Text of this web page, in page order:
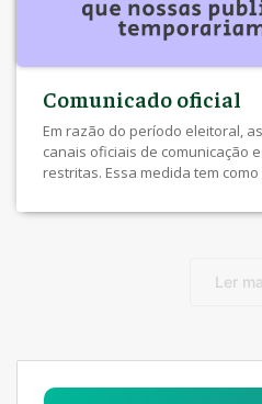
Comunicado oficial
Em razão do período eleitoral,
canais oficiais de comunicação
restritas. Essa medida tem
Agradecemos a compreensão
Ler